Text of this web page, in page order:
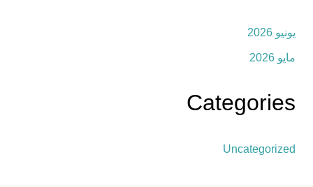
يونيو 2026
مايو 2026
Categories
Uncategorized